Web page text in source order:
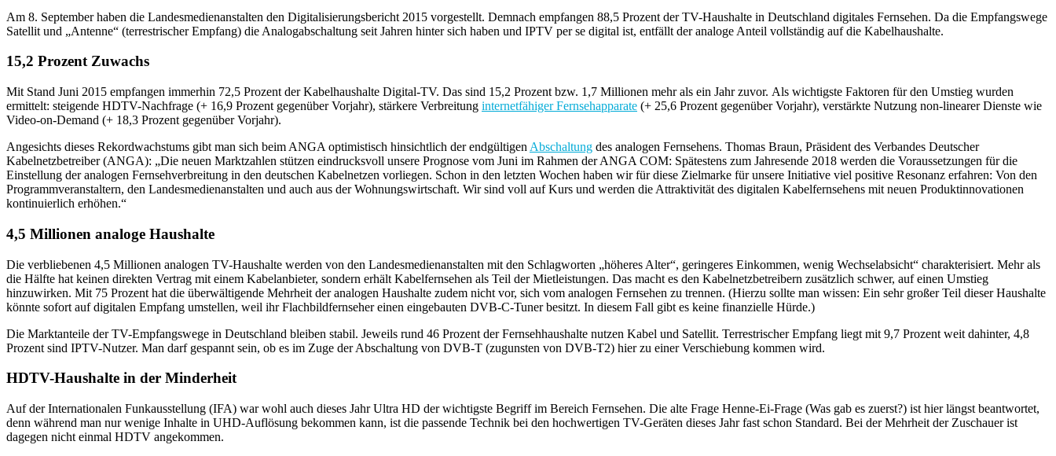
Am 8. September haben die Landesmedienanstalten den Digitalisierungsbericht 2015 vorgestellt. Demnach empfangen 88,5 Prozent der TV-Haushalte in Deutschland digitales Fernsehen. Da die Empfangswege
Satellit und „Antenne“ (terrestrischer Empfang) die Analogabschaltung seit Jahren hinter sich haben und IPTV per se digital ist, entfällt der analoge Anteil vollständig auf die Kabelhaushalte.
15,2 Prozent Zuwachs
Mit Stand Juni 2015 empfangen immerhin 72,5 Prozent der Kabelhaushalte Digital-TV. Das sind 15,2 Prozent bzw. 1,7 Millionen mehr als ein Jahr zuvor. Als wichtigste Faktoren für den Umstieg wurden
ermittelt: steigende HDTV-Nachfrage (+ 16,9 Prozent gegenüber Vorjahr), stärkere Verbreitung internetfähiger Fernsehapparate (+ 25,6 Prozent gegenüber Vorjahr), verstärkte Nutzung non-linearer Dienste wie
Video-on-Demand (+ 18,3 Prozent gegenüber Vorjahr).
Angesichts dieses Rekordwachstums gibt man sich beim ANGA optimistisch hinsichtlich der endgültigen Abschaltung des analogen Fernsehens. Thomas Braun, Präsident des Verbandes Deutscher
Kabelnetzbetreiber (ANGA): „Die neuen Marktzahlen stützen eindrucksvoll unsere Prognose vom Juni im Rahmen der ANGA COM: Spätestens zum Jahresende 2018 werden die Voraussetzungen für die
Einstellung der analogen Fernsehverbreitung in den deutschen Kabelnetzen vorliegen. Schon in den letzten Wochen haben wir für diese Zielmarke für unsere Initiative viel positive Resonanz erfahren: Von den
Programmveranstaltern, den Landesmedienanstalten und auch aus der Wohnungswirtschaft. Wir sind voll auf Kurs und werden die Attraktivität des digitalen Kabelfernsehens mit neuen Produktinnovationen
kontinuierlich erhöhen.“
4,5 Millionen analoge Haushalte
Die verbliebenen 4,5 Millionen analogen TV-Haushalte werden von den Landesmedienanstalten mit den Schlagworten „höheres Alter“, geringeres Einkommen, wenig Wechselabsicht“ charakterisiert. Mehr als
die Hälfte hat keinen direkten Vertrag mit einem Kabelanbieter, sondern erhält Kabelfernsehen als Teil der Mietleistungen. Das macht es den Kabelnetzbetreibern zusätzlich schwer, auf einen Umstieg
hinzuwirken. Mit 75 Prozent hat die überwältigende Mehrheit der analogen Haushalte zudem nicht vor, sich vom analogen Fernsehen zu trennen. (Hierzu sollte man wissen: Ein sehr großer Teil dieser Haushalte
könnte sofort auf digitalen Empfang umstellen, weil ihr Flachbildfernseher einen eingebauten DVB-C-Tuner besitzt. In diesem Fall gibt es keine finanzielle Hürde.)
Die Marktanteile der TV-Empfangswege in Deutschland bleiben stabil. Jeweils rund 46 Prozent der Fernsehhaushalte nutzen Kabel und Satellit. Terrestrischer Empfang liegt mit 9,7 Prozent weit dahinter, 4,8
Prozent sind IPTV-Nutzer. Man darf gespannt sein, ob es im Zuge der Abschaltung von DVB-T (zugunsten von DVB-T2) hier zu einer Verschiebung kommen wird.
HDTV-Haushalte in der Minderheit
Auf der Internationalen Funkausstellung (IFA) war wohl auch dieses Jahr Ultra HD der wichtigste Begriff im Bereich Fernsehen. Die alte Frage Henne-Ei-Frage (Was gab es zuerst?) ist hier längst beantwortet,
denn während man nur wenige Inhalte in UHD-Auflösung bekommen kann, ist die passende Technik bei den hochwertigen TV-Geräten dieses Jahr fast schon Standard. Bei der Mehrheit der Zuschauer ist
dagegen nicht einmal HDTV angekommen.